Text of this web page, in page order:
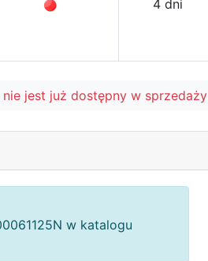
4 dni
jest już dostępny w sprzedaży
w katalogu